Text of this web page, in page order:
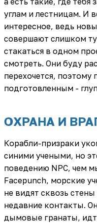
углам и лестницам. И
интересное, ведь
совершают слишком
стакаться в одном
смотреть. Они буду
перехочется, поэтому
подготовленным -
ОХРАНА И
Корабли-призраки
синими учеными, но
поведению NPC, чем
Facepunch, морские
не видят сквозь
недавние контакты.
дымовые гранаты,